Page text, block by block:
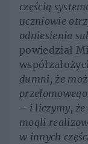
częścią
uczniowie
odniesienia
powiedział
dumni, że
– i liczymy,
mogli
w innych